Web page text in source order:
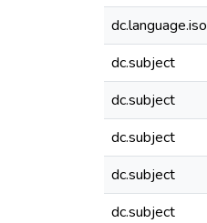
dc.language.iso
dc.subject
dc.subject
dc.subject
dc.subject
dc.subject